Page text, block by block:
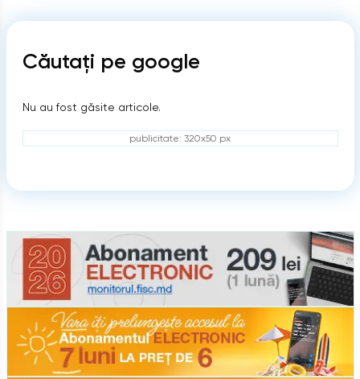
Căutați pe google
Nu au fost găsite articole.
publicitate: 320x50 px